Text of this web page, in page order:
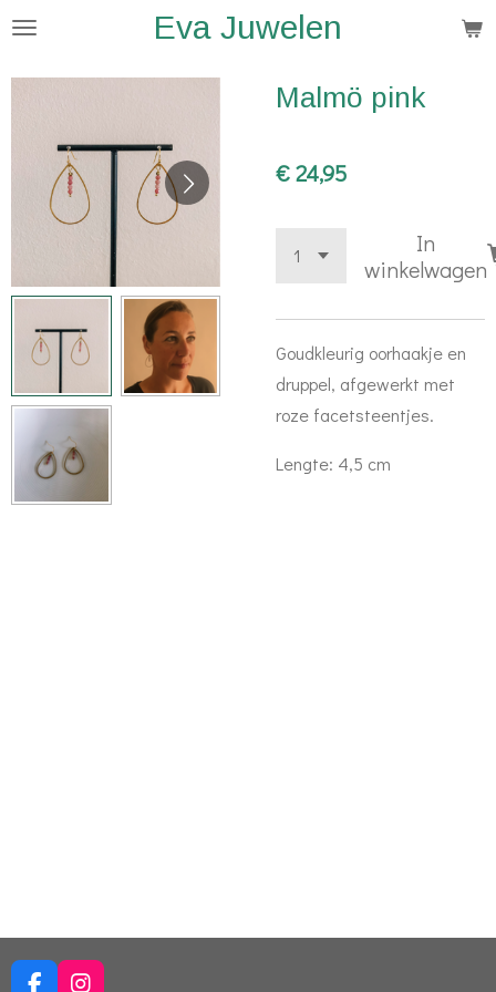
Ga
hoofdinhoud
Eva Juwelen
Malmö pink
€ 24,95
In
winkelwagen
Goudkleurig oorhaakje en
druppel, afgewerkt met
roze facetsteentjes.
Lengte: 4,5 cm